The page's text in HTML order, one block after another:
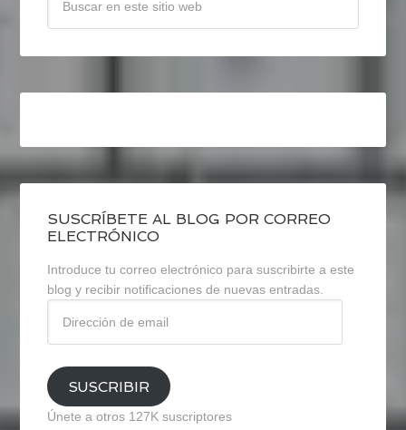
SUSCRÍBETE AL BLOG POR CORREO
ELECTRÓNICO
Introduce tu correo electrónico para suscribirte a este
blog y recibir notificaciones de nuevas entradas.
email
SUSCRIBIR
Únete a otros 127K suscriptores